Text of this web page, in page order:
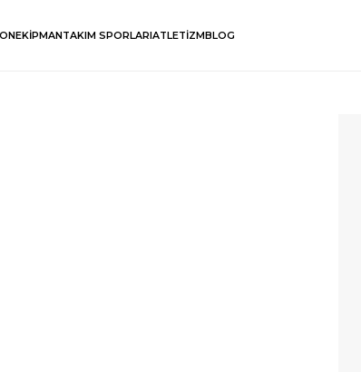
EKİPMANTAKIM SPORLARIATLETİZMBLOG